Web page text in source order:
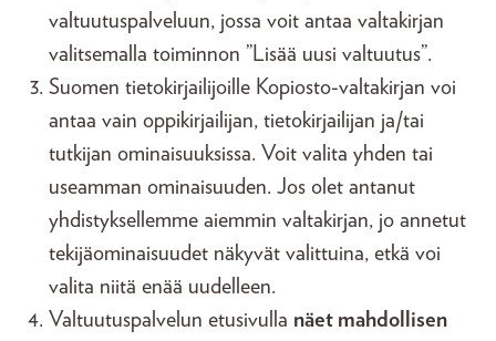
valtuutuspalveluun, jossa voit antaa valtakirjan
valitsemalla toiminnon ”Lisää uusi valtuutus”.
Suomen tietokirjailijoille Kopiosto-valtakirjan voi
antaa vain oppikirjailijan, tietokirjailijan ja/tai
tutkijan ominaisuuksissa. Voit valita yhden tai
useamman ominaisuuden. Jos olet antanut
yhdistyksellemme aiemmin valtakirjan, jo annetut
tekijäominaisuudet näkyvät valittuina, etkä voi
valita niitä enää uudelleen.
Valtuutuspalvelun etusivulla näet mahdollisen